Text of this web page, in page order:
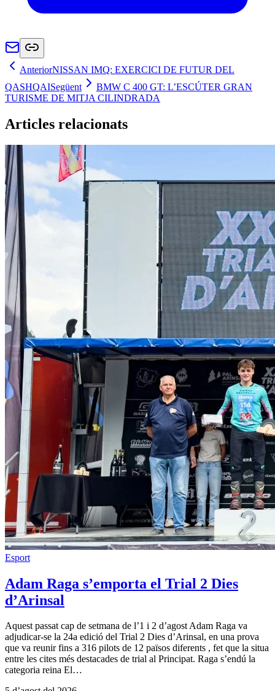
AnteriorNISSAN IMQ: EXERCICI DE FUTUR DEL
QASHQAISegüent
BMW C 400 GT: L’ESCÚTER GRAN
TURISME DE MITJA CILINDRADA
Articles relacionats
Esport
Adam Raga s’emporta el Trial 2 Dies
d’Arinsal
Aquest passat cap de setmana de l’1 i 2 d’agost Adam Raga va
adjudicar-se la 24a edició del Trial 2 Dies d’Arinsal, en una prova
que va reunir fins a 316 pilots de 12 països diferents , fet que la situa
entre les cites més destacades de trial al Principat. Raga s’endú la
categoria reina El…